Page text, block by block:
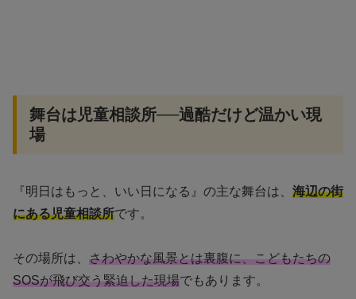
舞台は児童相談所──過酷だけど温かい現
場
『明日はもっと、いい日になる』の主な舞台は、 海辺の街
にある児童相談所です。
その場所は、 さわやかな風景とは裏腹に、こどもたちの
SOSが飛び交う緊迫した現場でもあります。